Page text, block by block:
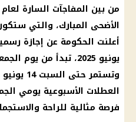
الأضحى المبارك، والتي
العطلات الأسبوعية يومي
فرصة مثالية للراحة